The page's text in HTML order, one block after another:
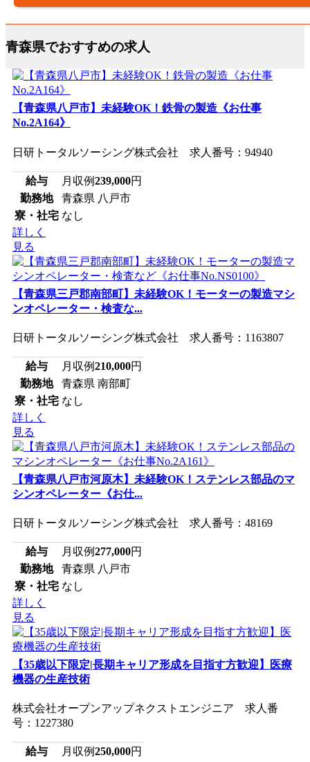
青森県でおすすめの求人
【青森県八戸市】未経験OK！鉄骨の製造《お仕事
No.2A164》
日研トータルソーシング株式会社 求人番号：94940
給与 月収例239,000円
勤務地
青森県 八戸市
寮・社宅 なし
詳しく
見る
【青森県三戸郡南部町】未経験OK！モーターの製造マシ
ンオペレーター・検査な...
日研トータルソーシング株式会社 求人番号：1163807
給与 月収例210,000円
勤務地
青森県 南部町
寮・社宅 なし
詳しく
見る
【青森県八戸市河原木】未経験OK！ステンレス部品のマ
シンオペレーター《お仕...
日研トータルソーシング株式会社 求人番号：48169
給与 月収例277,000円
勤務地
青森県 八戸市
寮・社宅 なし
詳しく
見る
【35歳以下限定|長期キャリア形成を目指す方歓迎】医療
機器の生産技術
株式会社オープンアップネクストエンジニア 求人番
号：1227380
給与 月収例250,000円